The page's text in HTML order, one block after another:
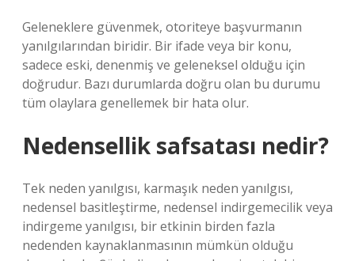
Geleneklere güvenmek, otoriteye başvurmanın
yanılgılarından biridir. Bir ifade veya bir konu,
sadece eski, denenmiş ve geleneksel olduğu için
doğrudur. Bazı durumlarda doğru olan bu durumu
tüm olaylara genellemek bir hata olur.
Nedensellik safsatası nedir?
Tek neden yanılgısı, karmaşık neden yanılgısı,
nedensel basitleştirme, nedensel indirgemecilik veya
indirgeme yanılgısı, bir etkinin birden fazla
nedenden kaynaklanmasının mümkün olduğu